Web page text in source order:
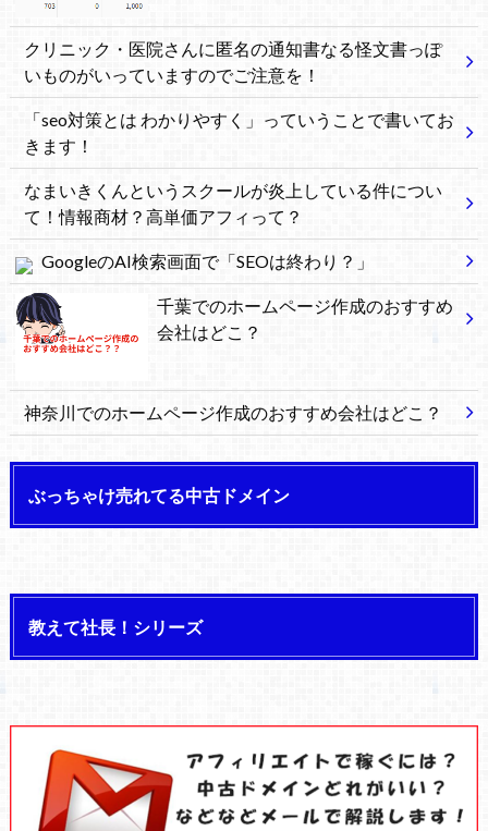
クリニック・医院さんに匿名の通知書なる怪文書っぽ
いものがいっていますのでご注意を！
「seo対策とは わかりやすく」っていうことで書いてお
きます！
なまいきくんというスクールが炎上している件につい
て！情報商材？高単価アフィって？
GoogleのAI検索画面で「SEOは終わり？」
千葉でのホームページ作成のおすすめ
会社はどこ？
神奈川でのホームページ作成のおすすめ会社はどこ？
ぶっちゃけ売れてる中古ドメイン
教えて社長！シリーズ